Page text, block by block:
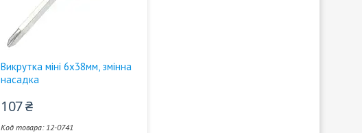
Викрутка міні 6х38мм, змінна
насадка
107 ₴
12-0741